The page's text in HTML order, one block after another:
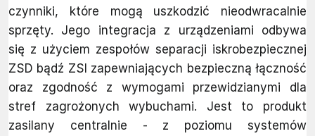
czynniki, które mogą uszkodzić nieodwracalnie
sprzęty. Jego integracja z urządzeniami odbywa
się z użyciem zespołów separacji iskrobezpiecznej
ZSD bądź ZSI zapewniających bezpieczną łączność
oraz zgodność z wymogami przewidzianymi dla
stref zagrożonych wybuchami. Jest to produkt
zasilany centralnie - z poziomu systemów